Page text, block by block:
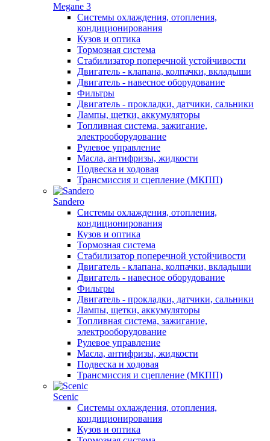
Megane 3
Системы охлаждения, отопления,
кондиционирования
Кузов и оптика
Тормозная система
Стабилизатор поперечной устойчивости
Двигатель - клапана, колпачки, вкладыши
Двигатель - навесное оборудование
Фильтры
Двигатель - прокладки, датчики, сальники
Лампы, щетки, аккумуляторы
Топливная система, зажигание,
электрооборудование
Рулевое управление
Масла, антифризы, жидкости
Подвеска и ходовая
Трансмиссия и сцепление (МКПП)
Sandero
Системы охлаждения, отопления,
кондиционирования
Кузов и оптика
Тормозная система
Стабилизатор поперечной устойчивости
Двигатель - клапана, колпачки, вкладыши
Двигатель - навесное оборудование
Фильтры
Двигатель - прокладки, датчики, сальники
Лампы, щетки, аккумуляторы
Топливная система, зажигание,
электрооборудование
Рулевое управление
Масла, антифризы, жидкости
Подвеска и ходовая
Трансмиссия и сцепление (МКПП)
Scenic
Системы охлаждения, отопления,
кондиционирования
Кузов и оптика